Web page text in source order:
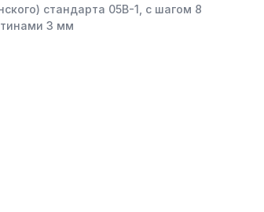
стандарта 05B-1, с шагом 8
3 мм